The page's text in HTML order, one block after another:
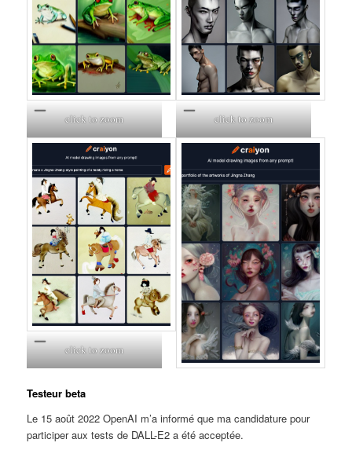
click to zoom click to zoom
click to zoom
Testeur beta
Le 15 août 2022 OpenAI m’a informé que ma candidature pour
participer aux tests de DALL-E2 a été acceptée.